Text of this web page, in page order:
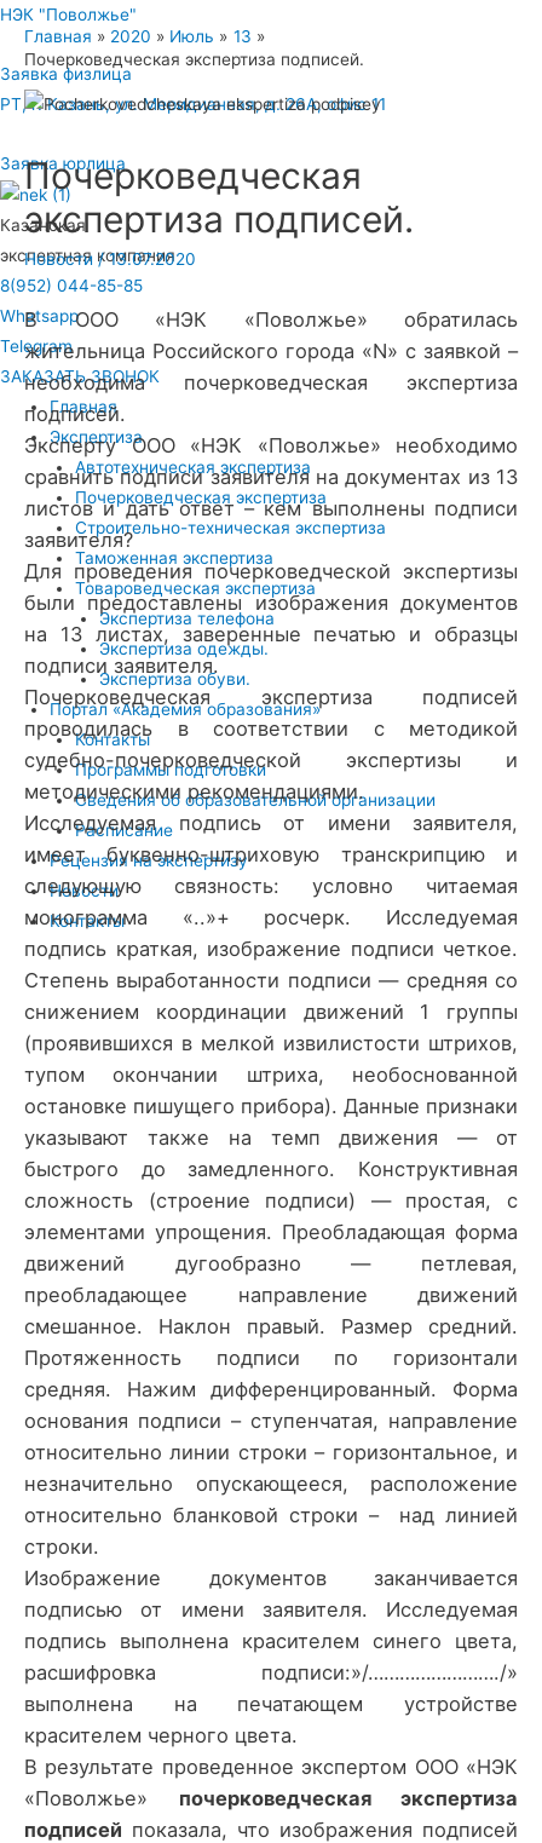
НЭК "Поволжье"
Заявка физлица
РТ, г. Казань, ул. Меридианная, д. 26А, офис 11
Заявка юрлица
Казанская
экспертная компания
8(952) 044-85-85
Whatsapp
Telegram
ЗАКАЗАТЬ ЗВОНОК
Главная
Экспертиза
Автотехническая экспертиза
Почерковедческая экспертиза
Строительно-техническая экспертиза
Таможенная экспертиза
Товароведческая экспертиза
Экспертиза телефона
Экспертиза одежды.
Экспертиза обуви.
Портал «Академия образования»
Контакты
Программы подготовки
Сведения об образовательной организации
Расписание
Рецензия на экспертизу
Новости
Контакты
Главная 2020 Июль
13
Почерковедческая экспертиза подписей.
Почерковедческая
экспертиза подписей.
Новости /13.07.2020
В ООО «НЭК «Поволжье» обратилась
жительница Российского города «N» с заявкой –
необходима почерковедческая экспертиза
подписей.
Эксперту ООО «НЭК «Поволжье» необходимо
сравнить подписи заявителя на документах из 13
листов и дать ответ – кем выполнены подписи
заявителя?
Для проведения почерковедческой экспертизы
были предоставлены изображения документов
на 13 листах, заверенные печатью и образцы
подписи заявителя.
Почерковедческая экспертиза подписей
проводилась в соответствии с методикой
судебно-почерковедческой экспертизы и
методическими рекомендациями.
Исследуемая подпись от имени заявителя,
имеет буквенно-штриховую транскрипцию и
следующую связность: условно читаемая
монограмма «..»+ росчерк. Исследуемая
подпись краткая, изображение подписи четкое.
Степень выработанности подписи — средняя со
снижением координации движений 1 группы
(проявившихся в мелкой извилистости штрихов,
тупом окончании штриха, необоснованной
остановке пишущего прибора). Данные признаки
указывают также на темп движения — от
быстрого до замедленного. Конструктивная
сложность (строение подписи) — простая, с
элементами упрощения. Преобладающая форма
движений дугообразно — петлевая,
преобладающее направление движений
смешанное. Наклон правый. Размер средний.
Протяженность подписи по горизонтали
средняя. Нажим дифференцированный. Форма
основания подписи – ступенчатая, направление
относительно линии строки – горизонтальное, и
незначительно опускающееся, расположение
относительно бланковой строки – над линией
строки.
Изображение документов заканчивается
подписью от имени заявителя. Исследуемая
подпись выполнена красителем синего цвета,
расшифровка подписи:»/……………………./»
выполнена на печатающем устройстве
красителем черного цвета.
В результате проведенное экспертом ООО «НЭК
«Поволжье» почерковедческая экспертиза
подписей показала, что изображения подписей